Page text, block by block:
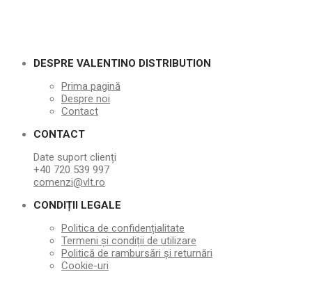
DESPRE VALENTINO DISTRIBUTION
Prima pagină
Despre noi
Contact
CONTACT
Date suport clienți
+40 720 539 997
comenzi@vlt.ro
CONDIȚII LEGALE
Politica de confidențialitate
Termeni și condiții de utilizare
Politică de rambursări și returnări
Cookie-uri